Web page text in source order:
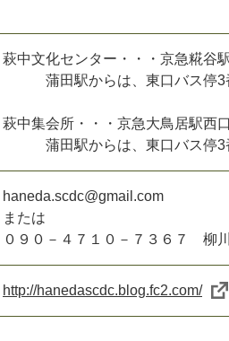
萩中文化センター・・・京急糀谷
蒲田駅からは、東口バス停3
萩中集会所・・・京急大鳥居駅
蒲田駅からは、東口バス停3
haneda.scdc@gmail.com
または
０９０－４７１０－７３６７ 柳
http://hanedascdc.blog.fc2.com/